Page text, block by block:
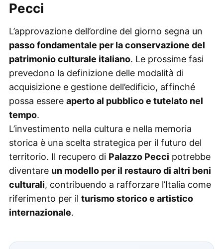
Pecci
L’approvazione dell’ordine del giorno segna un
passo fondamentale per la conservazione del
patrimonio culturale italiano. Le prossime fasi
prevedono la definizione delle modalità di
acquisizione e gestione dell’edificio, affinché
possa essere aperto al pubblico e tutelato nel
tempo.
L’investimento nella cultura e nella memoria
storica è una scelta strategica per il futuro del
territorio. Il recupero di Palazzo Pecci potrebbe
diventare un modello per il restauro di altri beni
culturali, contribuendo a rafforzare l’Italia come
riferimento per il turismo storico e artistico
internazionale.